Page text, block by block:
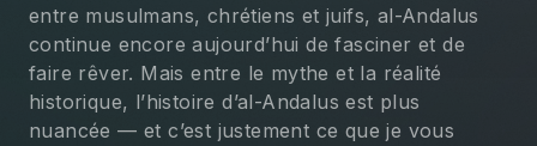
entre musulmans, chrétiens et juifs, al-Andalus
continue encore aujourd’hui de fasciner et de
faire rêver. Mais entre le mythe et la réalité
historique, l’histoire d’al-Andalus est plus
nuancée — et c’est justement ce que je vous